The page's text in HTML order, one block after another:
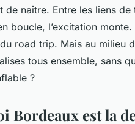
de naître. Entre les liens
boucle, l’excitation
road trip. Mais au milieu
tous ensemble, sans
?
Bordeaux est la